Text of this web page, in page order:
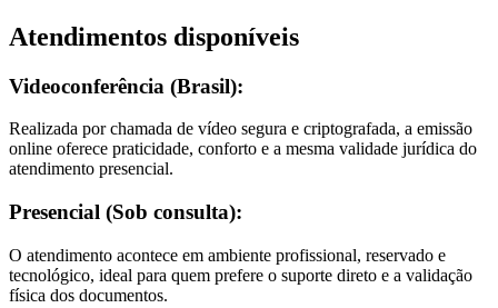
Atendimentos disponíveis
Videoconferência (Brasil):
Realizada por chamada de vídeo segura e criptografada, a emissão
online oferece praticidade, conforto e a mesma validade jurídica do
atendimento presencial.
Presencial (Sob consulta):
O atendimento acontece em ambiente profissional, reservado e
tecnológico, ideal para quem prefere o suporte direto e a validação
física dos documentos.